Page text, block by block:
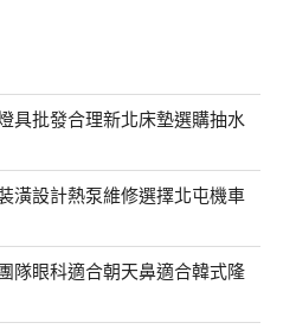
具批發合理新北床墊選購抽水
潢設計熱泵維修選擇北屯機車
隊眼科適合朝天鼻適合韓式隆